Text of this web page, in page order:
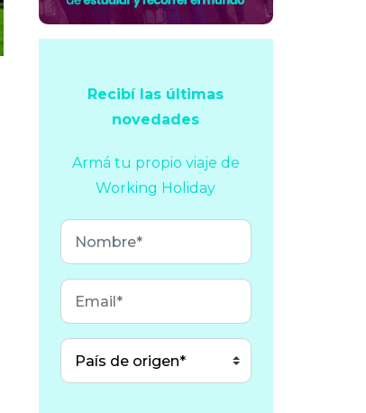
Recibí las últimas
novedades
Armá tu propio viaje de
Working Holiday